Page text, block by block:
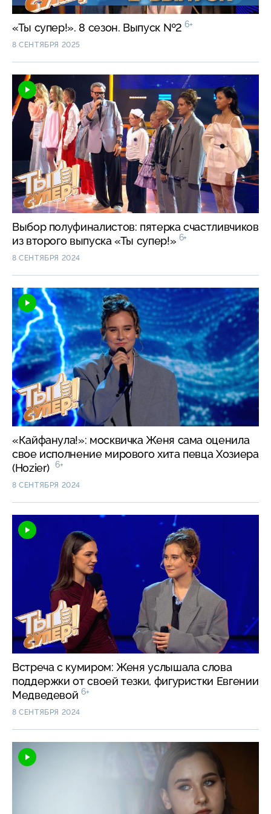
«Ты супер!». 8 сезон. Выпуск №26+
8 СЕНТЯБРЯ 2025
Выбор полуфиналистов: пятерка счастливчиков
из второго выпуска «Ты супер!» 6+
8 СЕНТЯБРЯ 2024
«Кайфанула!»: москвичка Женя сама оценила
свое исполнение мирового хита певца Хозиера
(Hozier)6+
8 СЕНТЯБРЯ 2024
Встреча с кумиром: Женя услышала слова
поддержки от своей тезки, фигуристки Евгении
Медведевой6+
8 СЕНТЯБРЯ 2024